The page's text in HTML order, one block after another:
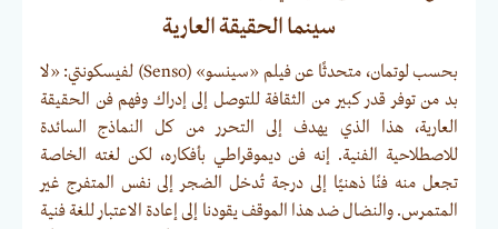
سينما الحقيقة العارية
بحسب لوتمان، متحدثًا عن فيلم «سينسو» (Senso) لفيسكونتي: «لا
بد من توفر قدر كبير من الثقافة للتوصل إلى إدراك وفهم فن الحقيقة
العارية، هذا الذي يهدف إلى التحرر من كل النماذج السائدة
للاصطلاحية الفنية. إنه فن ديموقراطي بأفكاره، لكن لغته الخاصة
تجعل منه فنًا ذهنيًا إلى درجة تُدخل الضجر إلى نفس المتفرج غير
المتمرس. والنضال ضد هذا الموقف يقودنا إلى إعادة الاعتبار للغة فنية